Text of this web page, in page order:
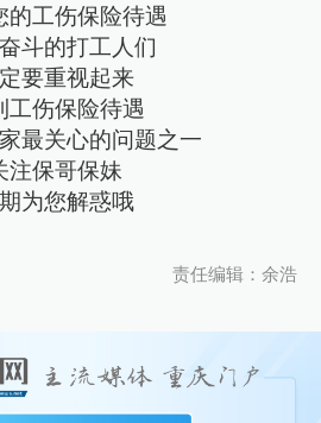
的工伤保险待遇
斗的打工人们
要重视起来
工伤保险待遇
最关心的问题之一
注保哥保妹
为您解惑哦
责任编辑：余浩